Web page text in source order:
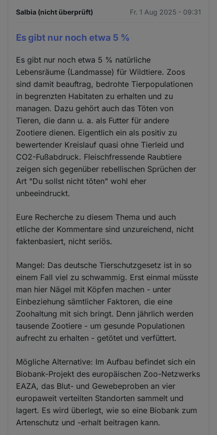
Salbia (nicht überprüft) Fr. 1 Aug 2025 - 09:31
Es gibt nur noch etwa 5 %
Es gibt nur noch etwa 5 % natürliche
Lebensräume (Landmasse) für Wildtiere. Zoos
sind damit beauftrag, bedrohte Tierpopulationen
in begrenzten Habitaten zu erhalten und zu
managen. Dazu gehört auch das Töten von
Tieren, die dann u. a. als Futter für andere
Zootiere dienen. Eigentlich ein als positiv zu
bewertender Kreislauf quasi ohne Tierleid und
CO2-Fußabdruck. Fleischfressende Raubtiere
zeigen sich gegenüber rebellischen Sprüchen der
Art "Du sollst nicht töten" wohl eher
unbeeindruckt.
Eure Recherche zu diesem Thema und auch
etliche der Kommentare sind unzureichend, nicht
faktenbasiert, nicht seriös.
Mangel: Das deutsche Tierschutzgesetz ist in so
einem Fall viel zu schwammig. Erst einmal müsste
man hier Nägel mit Köpfen machen - unter
Einbeziehung sämtlicher Faktoren, die eine
Zoohaltung mit sich bringt. Denn jährlich werden
tausende Zootiere - um gesunde Populationen
aufrecht zu erhalten - getötet und verfüttert.
Mögliche Alternative: Im Aufbau befindet sich ein
Biobank-Projekt des europäischen Zoo-Netzwerks
EAZA, das Blut- und Gewebeproben an vier
europaweit verteilten Standorten sammelt und
lagert. Es wird überlegt, wie so eine Biobank zum
Artenschutz und -erhalt beitragen kann.